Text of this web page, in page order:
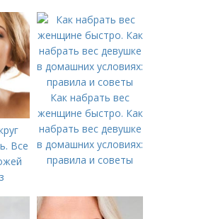
и
Все
Как набрать вес
женщине быстро. Как
набрать вес девушке
в домашних условиях:
правила и советы